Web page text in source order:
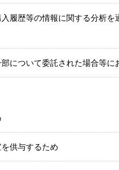
履歴等の情報に関する分析
について委託された場合等
供与するため